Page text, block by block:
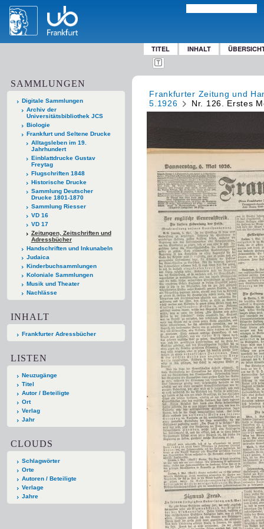
TITEL INHALT
SAMMLUNGEN
Digitale Sammlungen
Archiv der
Universitätsbibliothek JCS
Biologie
Frankfurt und Seltene Drucke
Alltagsleben im 19.
Jahrhundert
Einblattdrucke Gustav
Freytag
Flugschriften 1848
Historische Drucke
Sammlung Deutscher
Drucke 1801-1870
Sammlung Riesser
VD 16
VD 17
Zeitungen, Zeitschriften und
Adressbücher
Handschriften und Inkunabeln
Judaica
Kinderbuchsammlungen
Koloniale Sammlungen
Musik und Theater
Nachlässe
INHALT
Frankfurter Adressbücher
LISTEN
Neuzugänge
Titel
Autor / Beteiligte
Ort
Verlag
Jahr
CLOUDS
Schlagwörter
Orte
Autoren / Beteiligte
Verlage
Jahre
Frankfurter Zeitung und
5.1926
Nr. 126. Erstes